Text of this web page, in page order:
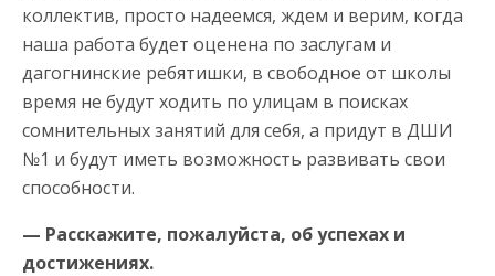
коллектив, просто надеемся, ждем и верим, когда
наша работа будет оценена по заслугам и
дагогнинские ребятишки, в свободное от школы
время не будут ходить по улицам в поисках
сомнительных занятий для себя, а придут в ДШИ
№1 и будут иметь возможность развивать свои
способности.
— Расскажите, пожалуйста, об успехах и
достижениях.